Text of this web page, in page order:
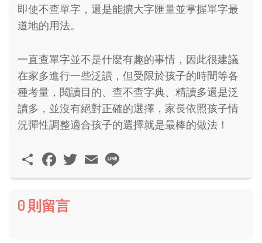
即使不查單字，還是能擴大字匯量並掌握單字最
道地的用法。
一直查單字並不是什麼有趣的事情，因此很建議
在家多進行一些泛讀，但受限於孩子的時間等各
種考量，閱讀目的、查不查字典、精讀多還是泛
讀多，並沒有絕對正確的選擇，家長依照孩子情
況彈性調整適合孩子的選擇就是最棒的做法！
分
享
FacebookTwitterEmail
0 則留言